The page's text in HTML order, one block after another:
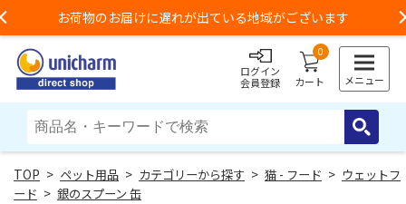
お荷物のお届けに遅れが出ている地域がございます
ログイン
会員登録
0
カート メニュー
> ペット用品 > カテゴリーから探す > 猫 - フード > ウェットフ
ード > 銀のスプーン 缶